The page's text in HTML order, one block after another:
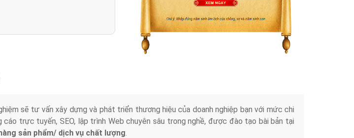
sẽ tư vấn xây dựng và phát triển thương hiệu của doanh nghiệp bạn với mức chi
trực tuyến, SEO, lập trình Web chuyên sâu trong nghề, được đào tạo bài bản tại
sản phẩm/ dịch vụ chất lượng